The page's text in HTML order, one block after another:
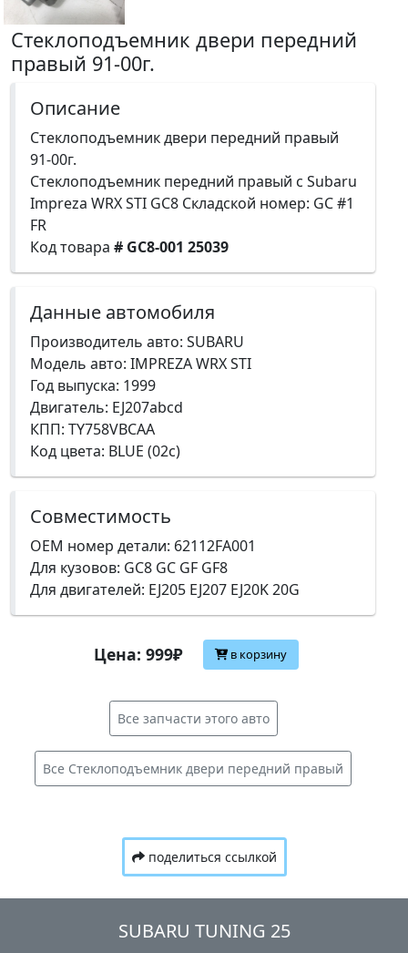
Стеклоподъемник двери передний
правый 91-00г.
Описание
Стеклоподъемник двери передний правый
91-00г.
Стеклоподъемник передний правый с Subaru
Impreza WRX STI GC8 Складской номер: GC #1
FR
Код товара # GC8-001 25039
Данные автомобиля
Производитель авто: SUBARU
Модель авто: IMPREZA WRX STI
Год выпуска: 1999
Двигатель: EJ207abcd
КПП: TY758VBCAA
Код цвета: BLUE (02c)
Совместимость
OEM номер детали: 62112FA001
Для кузовов: GC8 GC GF GF8
Для двигателей: EJ205 EJ207 EJ20K 20G
Цена: 999₽ в корзину
Все запчасти этого авто
Все Стеклоподъемник двери передний правый
поделиться ссылкой
SUBARU TUNING 25